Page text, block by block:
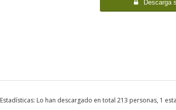
Descarga
Estadísticas: Lo han descargado en total 213 personas, 1